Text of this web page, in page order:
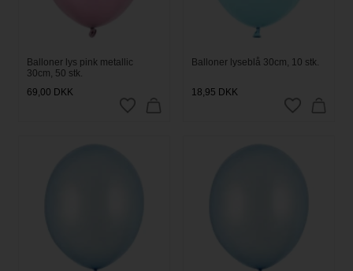
Balloner lys pink metallic
30cm, 50 stk.
69,00 DKK
Balloner lyseblå 30cm, 10 stk.
18,95 DKK